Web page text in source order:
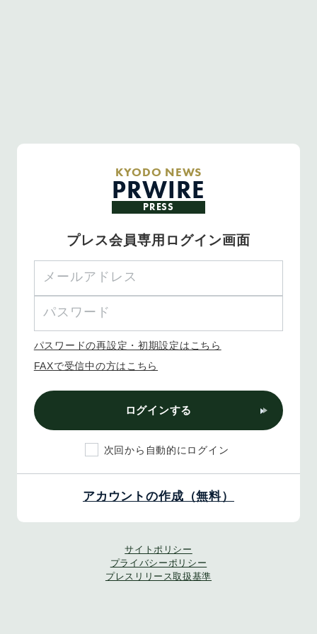
KYODO NEWS
PRWIRE
PRESS
プレス会員専用ログイン画面
パスワードの再設定・初期設定はこちら
FAXで受信中の方はこちら
ログインする
次回から自動的にログイン
アカウントの作成（無料）
サイトポリシー
プライバシーポリシー
プレスリリース取扱基準